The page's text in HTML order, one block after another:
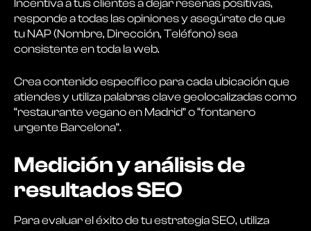
Incentiva a tus clientes a dejar reseñas positivas,
responde a todas las opiniones y asegúrate de que
tu NAP (Nombre, Dirección, Teléfono) sea
consistente en toda la web.
Crea contenido específico para cada ubicación que
atiendes y utiliza palabras clave geolocalizadas como
“restaurante vegano en Madrid” o “fontanero
urgente Barcelona”.
Medición y análisis de
resultados SEO
Para evaluar el éxito de tu estrategia SEO, utiliza